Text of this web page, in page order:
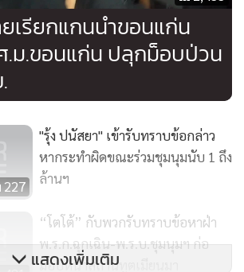
เรียกแกนนำขอนแก่น
ม.ขอนแก่น ปลุกม็อบป่วน
227
"รุ้ง ปนัสยา" เข้ารับทราบข้อกล่าว
หากระทำผิดขณะร่วมชุมนุมนับ 1 ถึง
ล้านฯ
“โตโต้” กับพวกรับทราบข้อหาฝ่า
พ.ร.ก.ฉุกเฉิน-พ.ร.บ.ชุมนุมฯ ก่อ
ม็อบหน้าสถานทูตเมียนมา
แสดงเพิ่มเติม